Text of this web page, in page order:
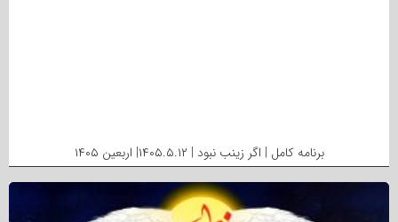
برنامه کامل | اگر زینب نبود | ۱۴۰۵.۵.۱۲| اربعین ۱۴۰۵